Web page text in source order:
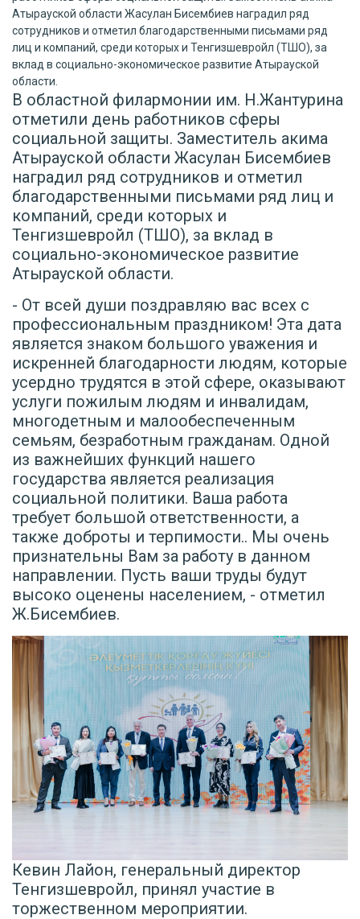
Атырауской области Жасулан Бисембиев наградил ряд
сотрудников и отметил благодарственными письмами ряд
лиц и компаний, среди которых и Тенгизшевройл (ТШО), за
вклад в социально-экономическое развитие Атырауской
области.
В областной филармонии им. Н.Жантурина
отметили день работников сферы
социальной защиты. Заместитель акима
Атырауской области Жасулан Бисембиев
наградил ряд сотрудников и отметил
благодарственными письмами ряд лиц и
компаний, среди которых и
Тенгизшевройл (ТШО), за вклад в
социально-экономическое развитие
Атырауской области.
- От всей души поздравляю вас всех с
профессиональным праздником! Эта дата
является знаком большого уважения и
искренней благодарности людям, которые
усердно трудятся в этой сфере, оказывают
услуги пожилым людям и инвалидам,
многодетным и малообеспеченным
семьям, безработным гражданам. Одной
из важнейших функций нашего
государства является реализация
социальной политики. Ваша работа
требует большой ответственности, а
также доброты и терпимости.. Мы очень
признательны Вам за работу в данном
направлении. Пусть ваши труды будут
высоко оценены населением, - отметил
Ж.Бисембиев.
Кевин Лайон, генеральный директор
Тенгизшевройл, принял участие в
торжественном мероприятии.